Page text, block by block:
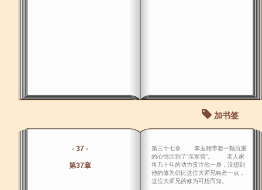
加书签
- 37 -
第37章
第三十七章 李玉翎带着一颗沉重
的心情回到了“亲军营”。 老人家
将几十年的功力贯注他一身，没想到
他的修为仍比这位大师兄略差一点，
这位大师兄的修为可想而知。